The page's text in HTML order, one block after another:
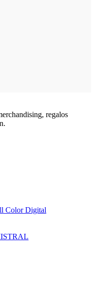
regalos
Color Digital